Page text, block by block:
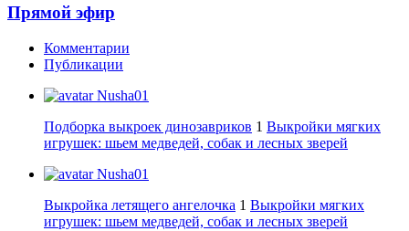
Прямой эфир
Комментарии
Публикации
Nusha01
Подборка выкроек динозавриков 1 Выкройки мягких
игрушек: шьем медведей, собак и лесных зверей
Nusha01
Выкройка летящего ангелочка 1 Выкройки мягких
игрушек: шьем медведей, собак и лесных зверей